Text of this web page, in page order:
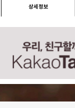
상세정보